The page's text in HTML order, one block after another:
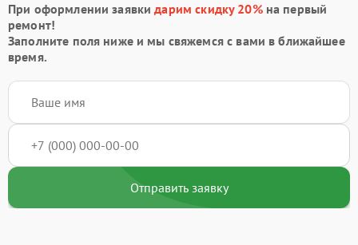
При оформлении заявкидарим скидку 20%на первый
ремонт!
Заполните поля ниже и мы свяжемся с вами в ближайшее
время.
Отправить заявку